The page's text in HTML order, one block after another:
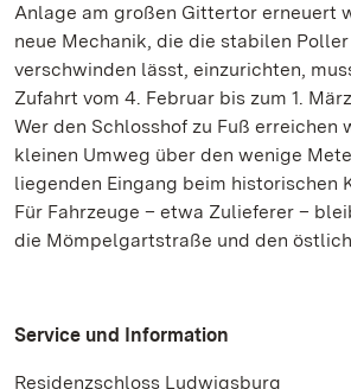
Anlage am großen Gittertor erneuert
neue Mechanik, die die stabilen
verschwinden lässt, einzurichten,
Zufahrt vom 4. Februar bis zum 1.
Wer den Schlosshof zu Fuß erreichen
kleinen Umweg über den wenige
liegenden Eingang beim historischen
Für Fahrzeuge – etwa Zulieferer –
die Mömpelgartstraße und den
Service und Information
Residenzschloss Ludwigsburg